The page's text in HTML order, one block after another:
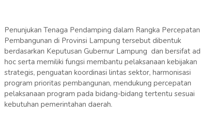
Penunjukan Tenaga Pendamping dalam Rangka Percepatan
Pembangunan di Provinsi Lampung tersebut dibentuk
berdasarkan Keputusan Gubernur Lampung dan bersifat ad
hoc serta memiliki fungsi membantu pelaksanaan kebijakan
strategis, penguatan koordinasi lintas sektor, harmonisasi
program prioritas pembangunan, mendukung percepatan
pelaksanaan program pada bidang-bidang tertentu sesuai
kebutuhan pemerintahan daerah.